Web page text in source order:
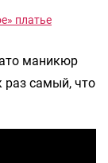
платье
маникюр
раз самый, что